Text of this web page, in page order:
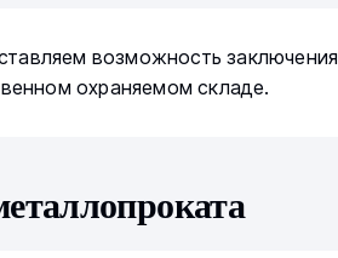
возможность заключения
охраняемом складе.